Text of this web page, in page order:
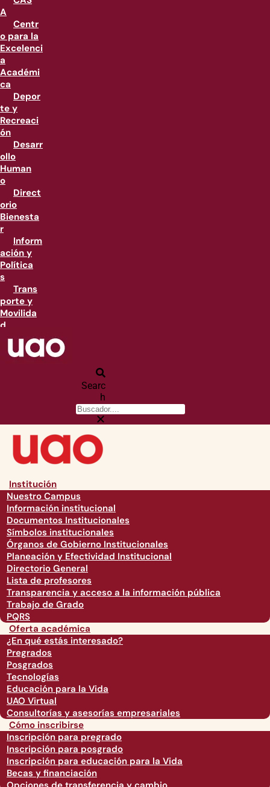
A
Centr
o para la
Excelenci
a
Académi
ca
Depor
te y
Recreaci
ón
Desarr
ollo
Human
o
Direct
orio
Bienesta
r
Inform
ación y
Política
s
Trans
porte y
Movilida
d
Searc
h
Institución
Nuestro Campus
Información institucional
Documentos Institucionales
Símbolos institucionales
Órganos de Gobierno Institucionales
Planeación y Efectividad Institucional
Directorio General
Lista de profesores
Transparencia y acceso a la información pública
Trabajo de Grado
PQRS
Oferta académica
¿En qué estás interesado?
Pregrados
Posgrados
Tecnologías
Educación para la Vida
UAO Virtual
Consultorías y asesorías empresariales
Cómo inscribirse
Inscripción para pregrado
Inscripción para posgrado
Inscripción para educación para la Vida
Becas y financiación